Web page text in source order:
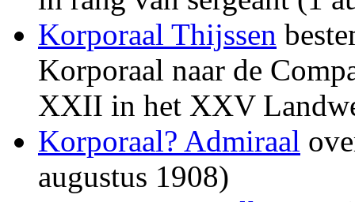
Korporaal Thijssen
Korporaal naar de
XXII in het XXV
Korporaal? Admiraal
augustus 1908)